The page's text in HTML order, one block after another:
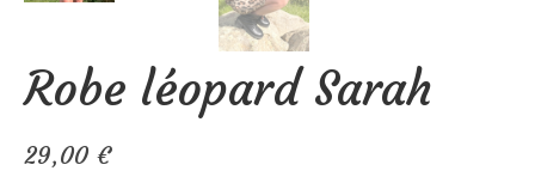
Robe léopard Sarah
29,00 €